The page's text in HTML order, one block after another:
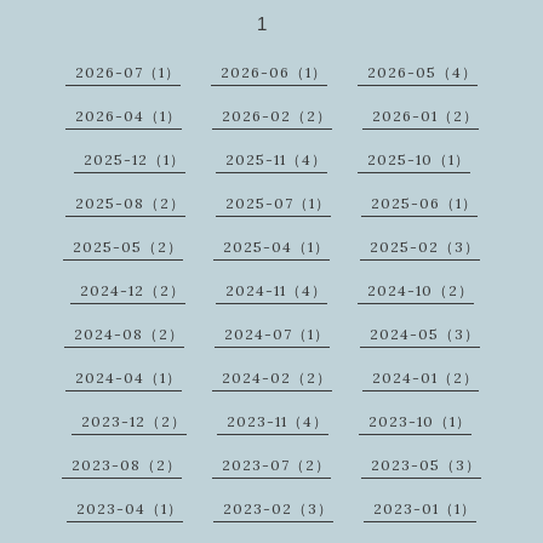
1
2026-07（1） 2026-06（1） 2026-05（4）
2026-04（1） 2026-02（2） 2026-01（2）
2025-12（1） 2025-11（4） 2025-10（1）
2025-08（2） 2025-07（1） 2025-06（1）
2025-05（2） 2025-04（1） 2025-02（3）
2024-12（2） 2024-11（4） 2024-10（2）
2024-08（2） 2024-07（1） 2024-05（3）
2024-04（1） 2024-02（2） 2024-01（2）
2023-12（2） 2023-11（4） 2023-10（1）
2023-08（2） 2023-07（2） 2023-05（3）
2023-04（1） 2023-02（3） 2023-01（1）